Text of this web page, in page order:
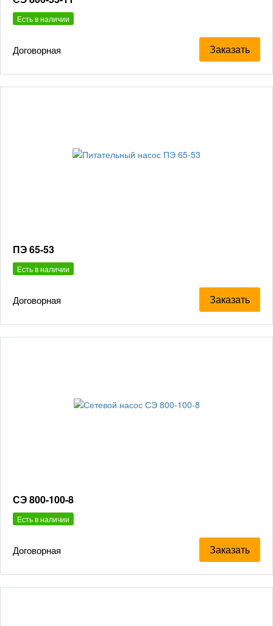
Есть в наличии
Договорная Заказать
ПЭ 65-53
Есть в наличии
Договорная Заказать
СЭ 800-100-8
Есть в наличии
Договорная Заказать